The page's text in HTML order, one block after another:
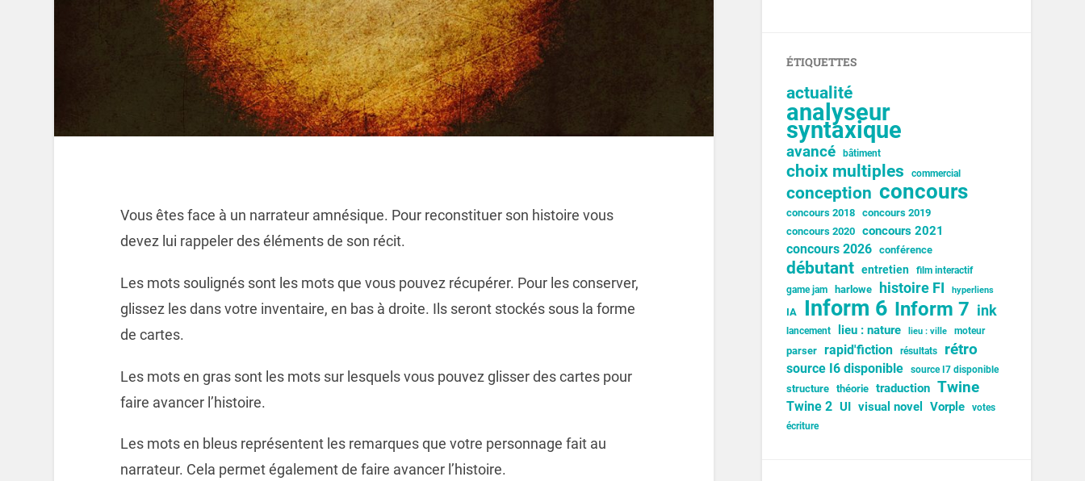
Vous êtes face à un narrateur amnésique. Pour reconstituer son histoire vous
devez lui rappeler des éléments de son récit.
Les mots soulignés sont les mots que vous pouvez récupérer. Pour les conserver,
glissez les dans votre inventaire, en bas à droite. Ils seront stockés sous la forme
de cartes.
Les mots en gras sont les mots sur lesquels vous pouvez glisser des cartes pour
faire avancer l’histoire.
Les mots en bleus représentent les remarques que votre personnage fait au
narrateur. Cela permet également de faire avancer l’histoire.
ÉTIQUETTES
actualité
analyseur
syntaxique
avancé bâtiment
choix multiples commercial
conception concours
concours 2018
concours 2019
concours 2020
concours 2021
concours 2026 conférence
débutant entretien
film interactif
game jam
harlowe histoire FI hyperliens
IA Inform 6 Inform 7 ink
lancement lieu : nature lieu : ville moteur
parser rapid'fiction résultats rétro
source I6 disponible source I7 disponible
structure théorie traduction Twine
Twine 2 UI visual novel Vorple
votes
écriture